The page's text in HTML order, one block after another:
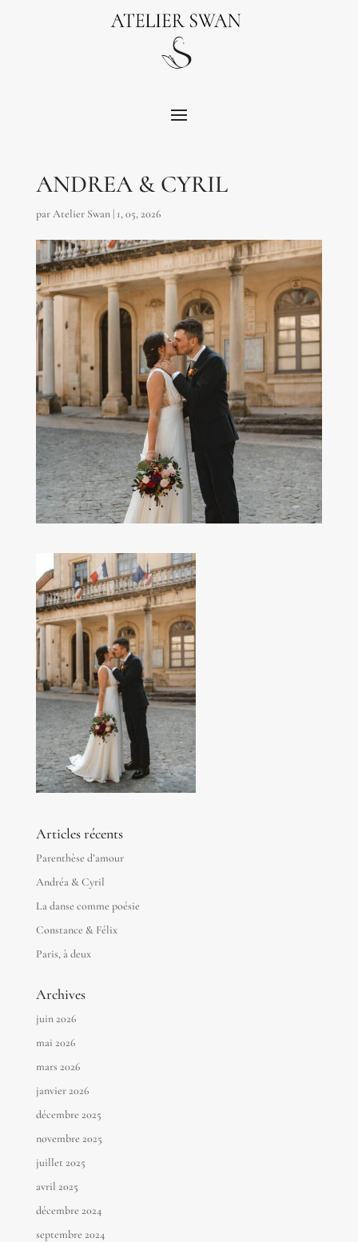
ANDREA & CYRIL
parAtelier Swan| 1, 05, 2026
Articles récents
Parenthèse d’amour
Andréa & Cyril
La danse comme poésie
Constance & Félix
Paris, à deux
Archives
juin 2026
mai 2026
mars 2026
janvier 2026
décembre 2025
novembre 2025
juillet 2025
avril 2025
décembre 2024
septembre 2024